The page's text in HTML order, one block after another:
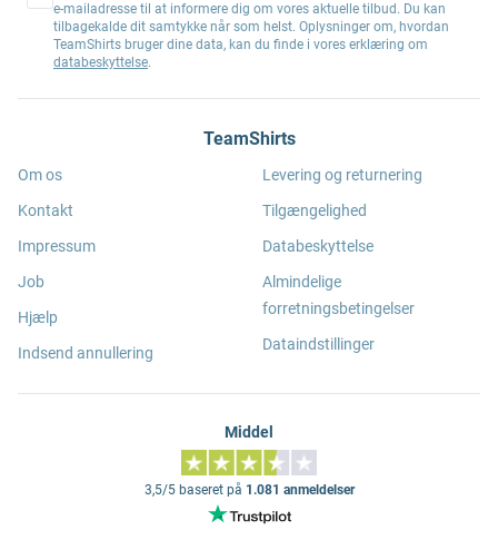
e-mailadresse til at informere dig om vores aktuelle tilbud. Du kan
tilbagekalde dit samtykke når som helst. Oplysninger om, hvordan
TeamShirts bruger dine data, kan du finde i vores erklæring om
databeskyttelse.
TeamShirts
Om os
Kontakt
Impressum
Job
Hjælp
Indsend annullering
Levering og returnering
Tilgængelighed
Databeskyttelse
Almindelige
forretningsbetingelser
Dataindstillinger
Middel
3,5/5 baseret på 1.081 anmeldelser